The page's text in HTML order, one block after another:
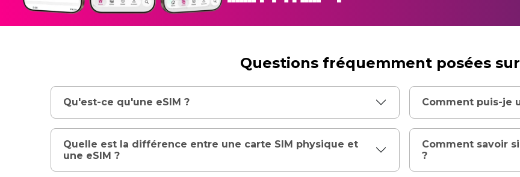
Questions fréquemment posées sur
Qu'est-ce qu'une eSIM ? Comment puis-je
Quelle est la différence entre une carte SIM physique et
une eSIM ?
Comment savoir
?